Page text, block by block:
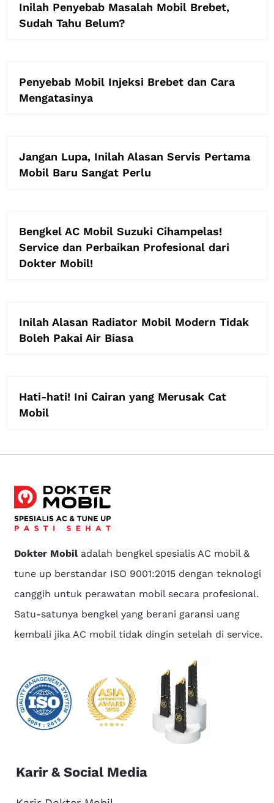
Inilah Penyebab Masalah Mobil Brebet,
Sudah Tahu Belum?
Penyebab Mobil Injeksi Brebet dan Cara
Mengatasinya
Jangan Lupa, Inilah Alasan Servis Pertama
Mobil Baru Sangat Perlu
Bengkel AC Mobil Suzuki Cihampelas!
Service dan Perbaikan Profesional dari
Dokter Mobil!
Inilah Alasan Radiator Mobil Modern Tidak
Boleh Pakai Air Biasa
Hati-hati! Ini Cairan yang Merusak Cat
Mobil
Dokter Mobiladalah bengkel spesialis AC mobil &
tune up berstandar ISO 9001:2015 dengan teknologi
canggih untuk perawatan mobil secara profesional.
Satu-satunya bengkel yang berani garansi uang
kembali jika AC mobil tidak dingin setelah di service.
Karir & Social Media